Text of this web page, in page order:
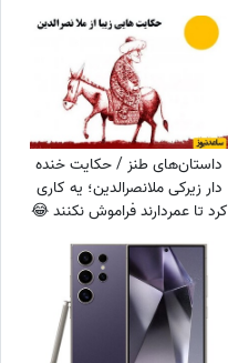
داستان‌های طنز / حکایت خنده
دار زیرکی ملانصرالدین؛ یه کاری
کرد تا عمردارند فراموش نکنند 😂